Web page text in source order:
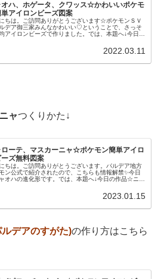
オハ、ホゲータ、クワッス☆かわいいポケモ
単アイロンビーズ図案
ちは。ご訪問ありがとうございます☆ポケモンＳＶ
デア御三家みんなかわいい♡ということで、さっそ
アイロンビーズで作りました。では、本題へ↓今日の
2022.03.11
ャつくりかた↓
ローテ、マスカーニャ☆ポケモン簡単アイロ
ーズ無料図案
ちは。ご訪問ありがとうございます。パルデア地方
ン公式で紹介されたので、こちらも情報解禁✨今日
オハの進化形です。では、本題へ↓今日の作品☆ニャ
2023.01.15
ルデアのすがた)の作り方はこちら